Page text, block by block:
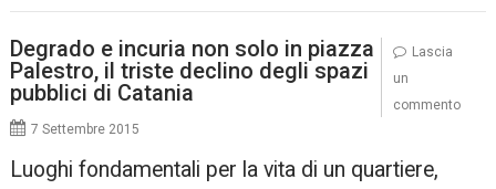
Degrado e incuria non solo in piazza
Palestro, il triste declino degli spazi
pubblici di Catania
7 Settembre 2015
Luoghi fondamentali per la vita di un quartiere,
Lascia
un
commento